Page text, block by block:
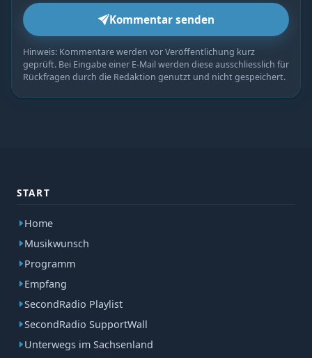
Kommentar senden
Hinweis: Kommentare werden vor Veröffentlichung kurz
geprüft. Bei Eingabe einer E-Mail werden diese ausschliesslich für
Rückfragen durch die Redaktion genutzt und nicht gespeichert.
START
Home
Musikwunsch
Programm
Empfang
SecondRadio Playlist
SecondRadio SupportWall
Unterwegs im Sachsenland